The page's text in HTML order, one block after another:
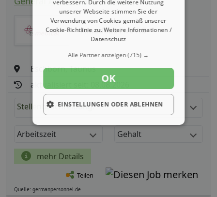
Amadeus Fire AG
Eschborn, Taunus
aktualisiert seit: 08.08.2026
Stellenbeschreibung:
Arbeitszeit Gehalt
mehr Details
Teilen
Quelle: germanpersonnel.de
verbessern. Durch die weitere Nutzung
unserer Webseite stimmen Sie der
Verwendung von Cookies gemäß unserer
Cookie-Richtlinie zu.Weitere Informationen /
Datenschutz
Alle Partner anzeigen(715) →
OK
EINSTELLUNGEN ODER ABLEHNEN